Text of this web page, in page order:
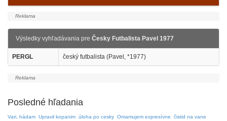
Výsledky vyhľadávania pre Česky Futbalista Pavel 1977
PERGL český futbalista (Pavel, *1977)
Posledné hľadania
Vari, hádam Upravil kopanim úloha po cesky Omamujem expresívne čistid na vane